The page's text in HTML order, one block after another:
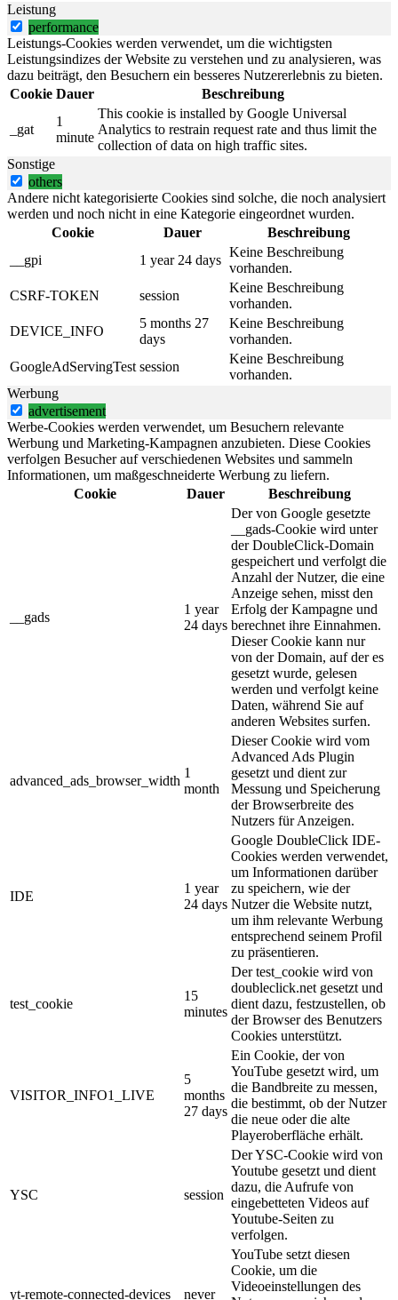
Leistung
performance
Leistungs-Cookies werden verwendet, um die wichtigsten
Leistungsindizes der Website zu verstehen und zu analysieren, was
dazu beiträgt, den Besuchern ein besseres Nutzererlebnis zu bieten.
Cookie Dauer Beschreibung
_gat
1
minute
This cookie is installed by Google Universal
Analytics to restrain request rate and thus limit the
collection of data on high traffic sites.
Sonstige
others
Andere nicht kategorisierte Cookies sind solche, die noch analysiert
werden und noch nicht in eine Kategorie eingeordnet wurden.
Cookie
Dauer
Beschreibung
__gpi
1 year 24 days
Keine Beschreibung
vorhanden.
CSRF-TOKEN
session
Keine Beschreibung
vorhanden.
DEVICE_INFO
5 months 27
days
Keine Beschreibung
vorhanden.
GoogleAdServingTest session
Keine Beschreibung
vorhanden.
Werbung
advertisement
Werbe-Cookies werden verwendet, um Besuchern relevante
Werbung und Marketing-Kampagnen anzubieten. Diese Cookies
verfolgen Besucher auf verschiedenen Websites und sammeln
Informationen, um maßgeschneiderte Werbung zu liefern.
Cookie
Dauer Beschreibung
__gads
1 year
24 days
Der von Google gesetzte
__gads-Cookie wird unter
der DoubleClick-Domain
gespeichert und verfolgt die
Anzahl der Nutzer, die eine
Anzeige sehen, misst den
Erfolg der Kampagne und
berechnet ihre Einnahmen.
Dieser Cookie kann nur
von der Domain, auf der es
gesetzt wurde, gelesen
werden und verfolgt keine
Daten, während Sie auf
anderen Websites surfen.
advanced_ads_browser_width
1
month
Dieser Cookie wird vom
Advanced Ads Plugin
gesetzt und dient zur
Messung und Speicherung
der Browserbreite des
Nutzers für Anzeigen.
IDE
1 year
24 days
Google DoubleClick IDE-
Cookies werden verwendet,
um Informationen darüber
zu speichern, wie der
Nutzer die Website nutzt,
um ihm relevante Werbung
entsprechend seinem Profil
zu präsentieren.
test_cookie
15
minutes
Der test_cookie wird von
doubleclick.net gesetzt und
dient dazu, festzustellen, ob
der Browser des Benutzers
Cookies unterstützt.
VISITOR_INFO1_LIVE
5
months
27 days
Ein Cookie, der von
YouTube gesetzt wird, um
die Bandbreite zu messen,
die bestimmt, ob der Nutzer
die neue oder die alte
Playeroberfläche erhält.
YSC session
Der YSC-Cookie wird von
Youtube gesetzt und dient
dazu, die Aufrufe von
eingebetteten Videos auf
Youtube-Seiten zu
verfolgen.
yt-remote-connected-devices never
YouTube setzt diesen
Cookie, um die
Videoeinstellungen des